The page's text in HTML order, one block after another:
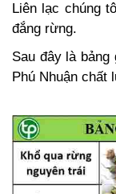
Liên lạc chúng
đắng rừng.
Sau đây là
Phú Nhuận chất